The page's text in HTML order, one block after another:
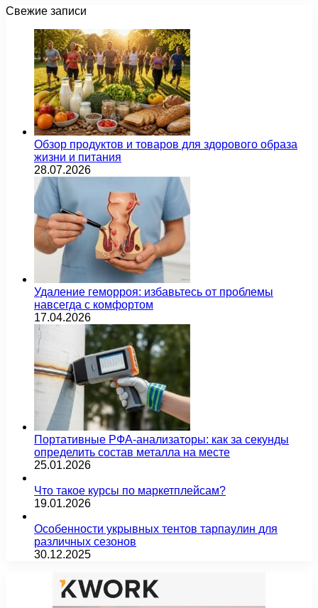
Свежие записи
Обзор продуктов и товаров для здорового образа
жизни и питания
28.07.2026
Удаление геморроя: избавьтесь от проблемы
навсегда с комфортом
17.04.2026
Портативные РФА-анализаторы: как за секунды
определить состав металла на месте
25.01.2026
Что такое курсы по маркетплейсам?
19.01.2026
Особенности укрывных тентов тарпаулин для
различных сезонов
30.12.2025